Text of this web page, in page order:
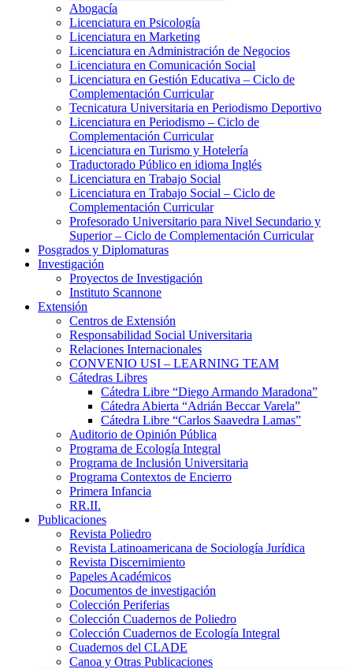
Abogacía
Licenciatura en Psicología
Licenciatura en Marketing
Licenciatura en Administración de Negocios
Licenciatura en Comunicación Social
Licenciatura en Gestión Educativa – Ciclo de
Complementación Curricular
Tecnicatura Universitaria en Periodismo Deportivo
Licenciatura en Periodismo – Ciclo de
Complementación Curricular
Licenciatura en Turismo y Hotelería
Traductorado Público en idioma Inglés
Licenciatura en Trabajo Social
Licenciatura en Trabajo Social – Ciclo de
Complementación Curricular
Profesorado Universitario para Nivel Secundario y
Superior – Ciclo de Complementación Curricular
Posgrados y Diplomaturas
Investigación
Proyectos de Investigación
Instituto Scannone
Extensión
Centros de Extensión
Responsabilidad Social Universitaria
Relaciones Internacionales
CONVENIO USI – LEARNING TEAM
Cátedras Libres
Cátedra Libre “Diego Armando Maradona”
Cátedra Abierta “Adrián Beccar Varela”
Cátedra Libre “Carlos Saavedra Lamas”
Auditorio de Opinión Pública
Programa de Ecología Integral
Programa de Inclusión Universitaria
Programa Contextos de Encierro
Primera Infancia
RR.II.
Publicaciones
Revista Poliedro
Revista Latinoamericana de Sociología Jurídica
Revista Discernimiento
Papeles Académicos
Documentos de investigación
Colección Periferias
Colección Cuadernos de Poliedro
Colección Cuadernos de Ecología Integral
Cuadernos del CLADE
Canoa y Otras Publicaciones